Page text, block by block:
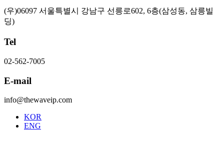
(우)06097 서울특별시 강남구 선릉로602, 6층(삼성동, 삼릉빌
딩)
Tel
02-562-7005
E-mail
info@thewaveip.com
KOR
ENG